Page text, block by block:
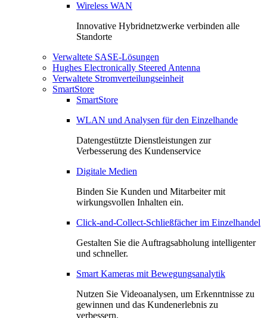
Wireless WAN
Innovative Hybridnetzwerke verbinden alle
Standorte
Verwaltete SASE-Lösungen
Hughes Electronically Steered Antenna
Verwaltete Stromverteilungseinheit
SmartStore
SmartStore
WLAN und Analysen für den Einzelhande
Datengestützte Dienstleistungen zur
Verbesserung des Kundenservice
Digitale Medien
Binden Sie Kunden und Mitarbeiter mit
wirkungsvollen Inhalten ein.
Click-and-Collect-Schließfächer im Einzelhandel
Gestalten Sie die Auftragsabholung intelligenter
und schneller.
Smart Kameras mit Bewegungsanalytik
Nutzen Sie Videoanalysen, um Erkenntnisse zu
gewinnen und das Kundenerlebnis zu
verbessern.